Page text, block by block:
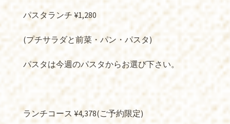
パスタランチ ¥1,280
(プチサラダと前菜・パン・パスタ)
パスタは今週のパスタからお選び下さい。
ランチコース ¥4,378(ご予約限定)